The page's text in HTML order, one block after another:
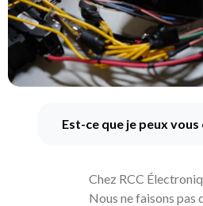
Est-ce que je peux
Chez RCC
Nous ne faisons pas